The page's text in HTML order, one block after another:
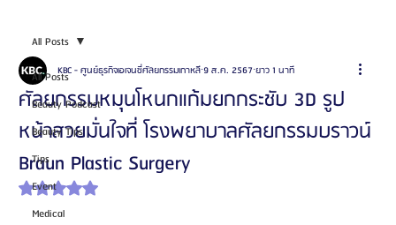
All Posts
Beauty Podcast
Beauty Tips
Tips
Event
Medical
All Posts
ศัลยกรรมหมุนโหนกแก้มยกกระชับ 3D รูป
หน้าสวยมั่นใจที่ โรงพยาบาลศัลยกรรมบราวน์
Braun Plastic Surgery
KBC - ศูนย์ธุรกิจเอเจนซี่ศัลยกรรมเกาหลี9 ส.ค. 2567 ยาว 1 นาที
ได้รับ NaN เต็ม 5 ดาว